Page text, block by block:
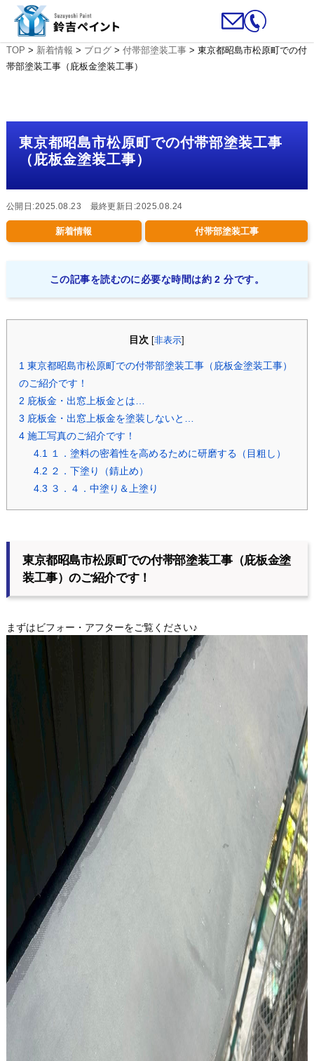
TOP > 新着情報 > ブログ> 付帯部塗装工事> 東京都昭島市松原町での付
帯部塗装工事（庇板金塗装工事）
東京都昭島市松原町での付帯部塗装工事
（庇板金塗装工事）
公開日:2025.08.23 最終更新日:2025.08.24
新着情報 付帯部塗装工事
この記事を読むのに必要な時間は約 2 分です。
目次 [非表示
1東京都昭島市松原町での付帯部塗装工事（庇板金塗装工事）
のご紹介です！
2 庇板金・出窓上板金とは…
3 庇板金・出窓上板金を塗装しないと…
4施工写真のご紹介です！
4.1１．塗料の密着性を高めるために研磨する（目粗し）
4.2 ２．下塗り（錆止め）
4.3 ３．４．中塗り＆上塗り
東京都昭島市松原町での付帯部塗装工事（庇板金塗
装工事）のご紹介です！
まずはビフォー・アフターをご覧ください♪